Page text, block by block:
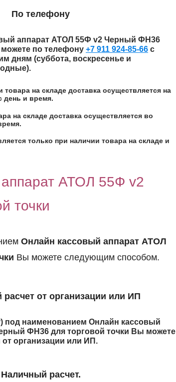
По телефону
аппарат АТОЛ 55Ф v2 Черный ФН36
по телефону +7 911 924-85-66 с
дням (суббота, воскресенье и
на складе доставка осуществляется на
и время.
на складе доставка осуществляется во
только при наличии товара на складе и
АТОЛ 55Ф v2
точки
Онлайн кассовый аппарат АТОЛ
Вы можете следующим способом.
от организации или ИП
под наименованием Онлайн кассовый
ФН36 для торговой точки Вы можете
организации или ИП.
Наличный расчет.